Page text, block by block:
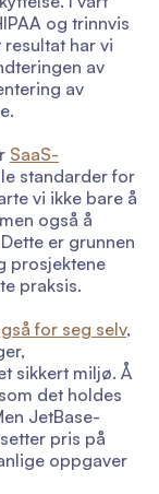
og trinnvis
har vi
av
av
SaaS-
standarder for
vi ikke bare å
også å
er grunnen
prosjektene
praksis.
for seg selv,
sikkert miljø. Å
det holdes
JetBase-
pris på
oppgaver